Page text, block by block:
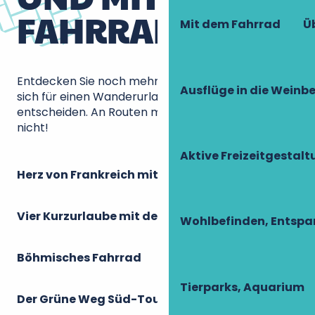
Mit dem Fahrrad
Ausflüge in die
Aktive
Wohlbefinden,
Tierparks, Aquarium
FAHRRAD?
Entdecken Sie noch mehr Landschaften, wenn Sie
sich für einen Wanderurlaub mit dem Fahrrad
entscheiden. An Routen mangelt es in der Touraine
nicht!
Herz von Frankreich mit dem Fahrrad
Vier Kurzurlaube mit dem Fahrrad
Böhmisches Fahrrad
Der Grüne Weg Süd-Touraine